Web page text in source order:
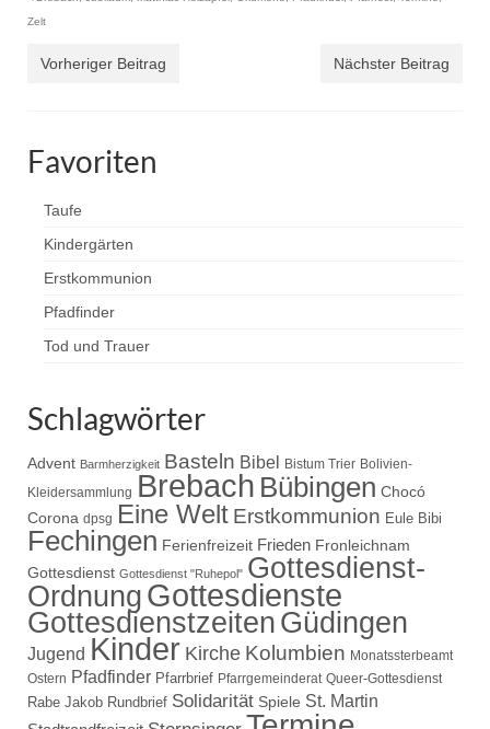
Zelt
Vorheriger Beitrag Nächster Beitrag
Favoriten
Taufe
Kindergärten
Erstkommunion
Pfadfinder
Tod und Trauer
Schlagwörter
Advent Barmherzigkeit Basteln Bibel Bistum Trier Bolivien-
Kleidersammlung Brebach Bübingen Chocó
Corona dpsg Eine Welt Erstkommunion Eule Bibi
Fechingen Ferienfreizeit Frieden Fronleichnam
Gottesdienst Gottesdienst "Ruhepol" Gottesdienst-
OrdnungGottesdienste
Gottesdienstzeiten Güdingen
Jugend Kinder Kirche Kolumbien Monatssterbeamt
Ostern Pfadfinder Pfarrbrief Pfarrgemeinderat Queer-Gottesdienst
Rabe Jakob Rundbrief Solidarität Spiele St. Martin